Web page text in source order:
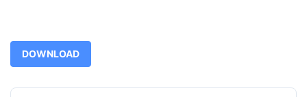
DOWNLOAD